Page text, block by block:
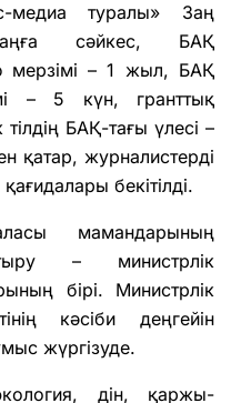
медиа туралы» Заң
сәйкес, БАҚ
мерзімі – 1 жыл, БАҚ
– 5 күн, гранттық
БАҚ-тағы үлесі –
қатар, журналистерді
бекітілді.
мамандарының
– министрлік
бірі. Министрлік
кәсіби деңгейін
жүргізуде.
дін, қаржы-